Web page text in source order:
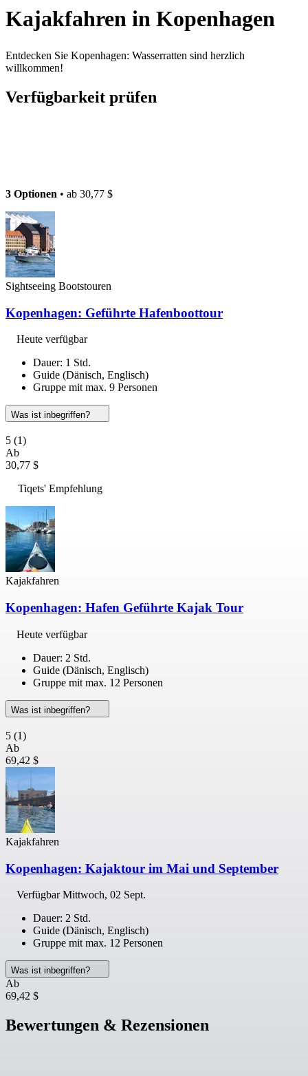
Kajakfahren in Kopenhagen
Entdecken Sie Kopenhagen: Wasserratten sind herzlich
willkommen!
Verfügbarkeit prüfen
3 Optionen • ab 30,77 $
Sightseeing Bootstouren
Kopenhagen: Geführte Hafenboottour
Heute verfügbar
Dauer: 1 Std.
Guide (Dänisch, Englisch)
Gruppe mit max. 9 Personen
Was ist inbegriffen?
5 (1)
Ab
30,77 $
Tiqets' Empfehlung
Kajakfahren
Kopenhagen: Hafen Geführte Kajak Tour
Heute verfügbar
Dauer: 2 Std.
Guide (Dänisch, Englisch)
Gruppe mit max. 12 Personen
Was ist inbegriffen?
5 (1)
Ab
69,42 $
Kajakfahren
Kopenhagen: Kajaktour im Mai und September
VerfügbarMittwoch, 02 Sept.
Dauer: 2 Std.
Guide (Dänisch, Englisch)
Gruppe mit max. 12 Personen
Was ist inbegriffen?
Ab
69,42 $
Bewertungen & Rezensionen